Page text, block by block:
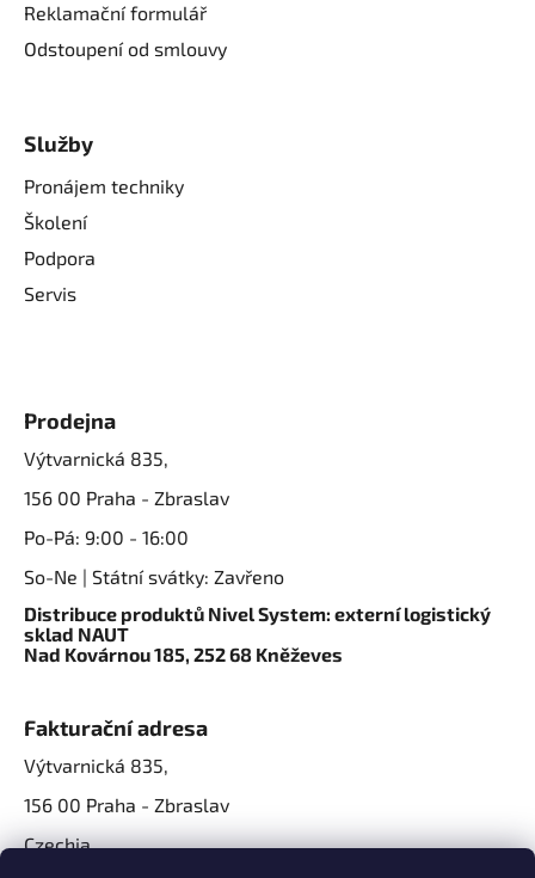
Reklamační formulář
Odstoupení od smlouvy
Služby
Pronájem techniky
Školení
Podpora
Servis
Prodejna
Výtvarnická 835,
156 00 Praha - Zbraslav
Po-Pá: 9:00 - 16:00
So-Ne | Státní svátky: Zavřeno
Distribuce produktů Nivel System: externí logistický
sklad NAUT
Nad Kovárnou 185, 252 68 Kněževes
Fakturační adresa
Výtvarnická 835,
156 00 Praha - Zbraslav
Czechia